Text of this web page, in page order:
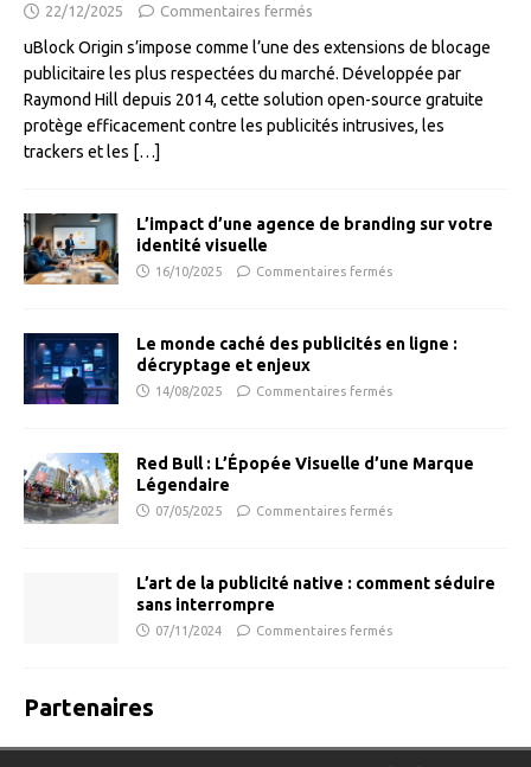
22/12/2025 Commentaires fermés
uBlock Origin s’impose comme l’une des extensions de blocage
publicitaire les plus respectées du marché. Développée par
Raymond Hill depuis 2014, cette solution open-source gratuite
protège efficacement contre les publicités intrusives, les
trackers et les […]
L’impact d’une agence de branding sur votre
identité visuelle
16/10/2025 Commentaires fermés
Le monde caché des publicités en ligne :
décryptage et enjeux
14/08/2025 Commentaires fermés
Red Bull : L’Épopée Visuelle d’une Marque
Légendaire
07/05/2025 Commentaires fermés
L’art de la publicité native : comment séduire
sans interrompre
07/11/2024 Commentaires fermés
Partenaires